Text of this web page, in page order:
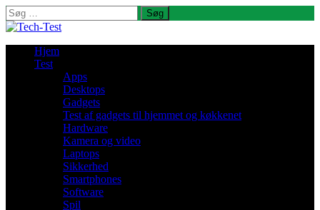
Søg
efter:
Hjem
Test
Apps
Desktops
Gadgets
Test af gadgets til hjemmet og køkkenet
Hardware
Kamera og video
Laptops
Sikkerhed
Smartphones
Software
Spil